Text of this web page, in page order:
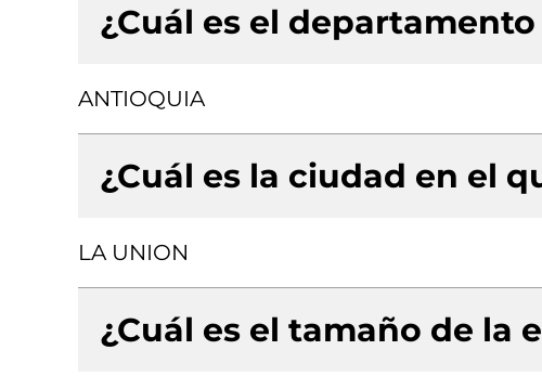
¿Cuál es el
ANTIOQUIA
¿Cuál es la ciudad en el
LA UNION
¿Cuál es el tamaño de la